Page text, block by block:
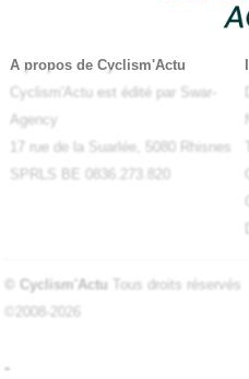
A propos de Cyclism'Actu
Cyclism'Actu est édité par Swar-
Agency
17 rue de la Suarlée, 5080 Rhisnes
SPRLS BE 0836.273.820
© Cyclism'Actu Tous droits réservés
©2008-2026
-